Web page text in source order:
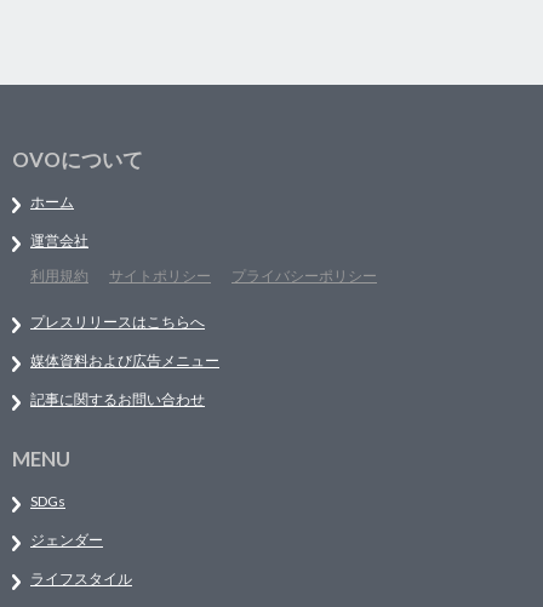
OVOについて
ホーム
運営会社
利用規約
サイトポリシー プライバシーポリシー
プレスリリースはこちらへ
媒体資料および広告メニュー
記事に関するお問い合わせ
MENU
SDGs
ジェンダー
ライフスタイル